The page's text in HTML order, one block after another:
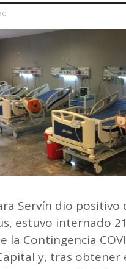
Servín dio positivo
estuvo internado
la Contingencia
y, tras obtener